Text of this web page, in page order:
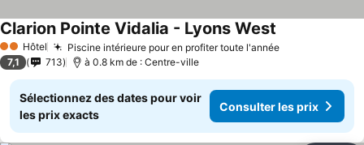
2 Étoiles
Hôtel Piscine intérieure pour en profiter toute l'année
Clarion Pointe Vidalia - Lyons West
7,1 713 à 0.8 km de : Centre-ville
Sélectionnez des dates pour voir
les prix exacts
Consulter les prix